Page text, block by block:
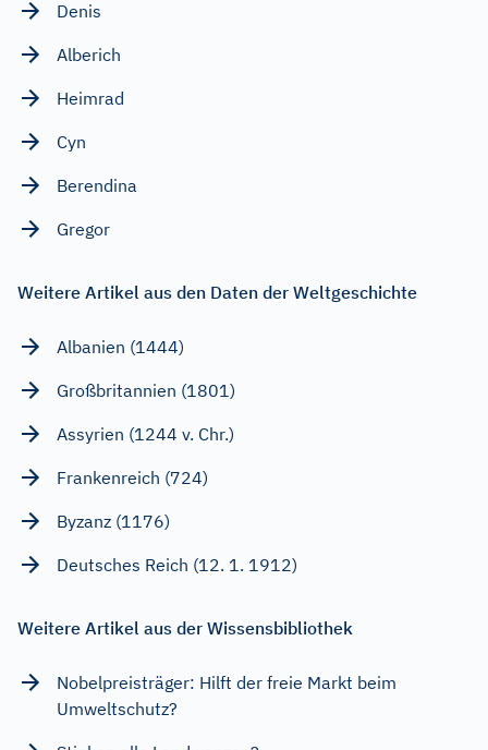
Denis
Alberich
Heimrad
Cyn
Berendina
Gregor
Weitere Artikel aus den Daten der Weltgeschichte
Albanien (1444)
Großbritannien (1801)
Assyrien (1244 v. Chr.)
Frankenreich (724)
Byzanz (1176)
Deutsches Reich (12. 1. 1912)
Weitere Artikel aus der Wissensbibliothek
Nobelpreisträger: Hilft der freie Markt beim
Umweltschutz?